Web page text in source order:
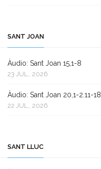
SANT JOAN
Àudio: Sant Joan 15,1-8
23 JUL., 2026
Àudio: Sant Joan 20,1-2.11-18
22 JUL., 2026
SANT LLUC